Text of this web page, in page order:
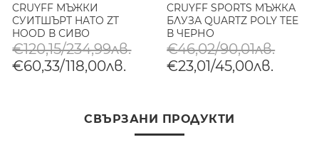
CRUYFF МЪЖКИ
СУИТШЪРТ HATO ZT
HOOD В СИВО
€120,15/234,99лв.
€60,33/118,00лв.
CRUYFF SPORTS МЪЖКА
БЛУЗА QUARTZ POLY TEE
В ЧЕРНО
€46,02/90,01лв.
€23,01/45,00лв.
СВЪРЗАНИ ПРОДУКТИ